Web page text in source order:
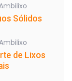
Sólidos
de Lixos